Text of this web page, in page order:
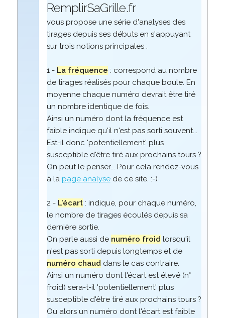
RemplirSaGrille.fr
vous propose une série d'analyses des
tirages depuis ses débuts en s'appuyant
sur trois notions principales :
1 - La fréquence : correspond au nombre
de tirages réalisés pour chaque boule. En
moyenne chaque numéro devrait être tiré
un nombre identique de fois.
Ainsi un numéro dont la fréquence est
faible indique qu'il n'est pas sorti souvent...
Est-il donc 'potentiellement' plus
susceptible d'être tiré aux prochains tours ?
On peut le penser... Pour cela rendez-vous
à la page analysede ce site. :-)
2 - L'écart: indique, pour chaque numéro,
le nombre de tirages écoulés depuis sa
dernière sortie.
On parle aussi de numéro froid lorsqu'il
n'est pas sorti depuis longtemps et de
numéro chaud dans le cas contraire.
Ainsi un numéro dont l'écart est élevé (n°
froid) sera-t-il 'potentiellement' plus
susceptible d'être tiré aux prochains tours ?
Ou alors un numéro dont l'écart est faible